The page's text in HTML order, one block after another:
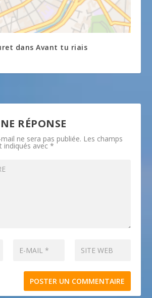
dans Avant tu riais
RÉPONSE
ne sera pas publiée. Les champs
indiqués avec*